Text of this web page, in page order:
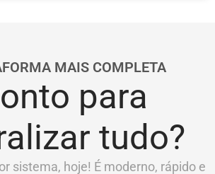
MAIS COMPLETA
para
tudo?
sistema, hoje! É moderno, rápido e